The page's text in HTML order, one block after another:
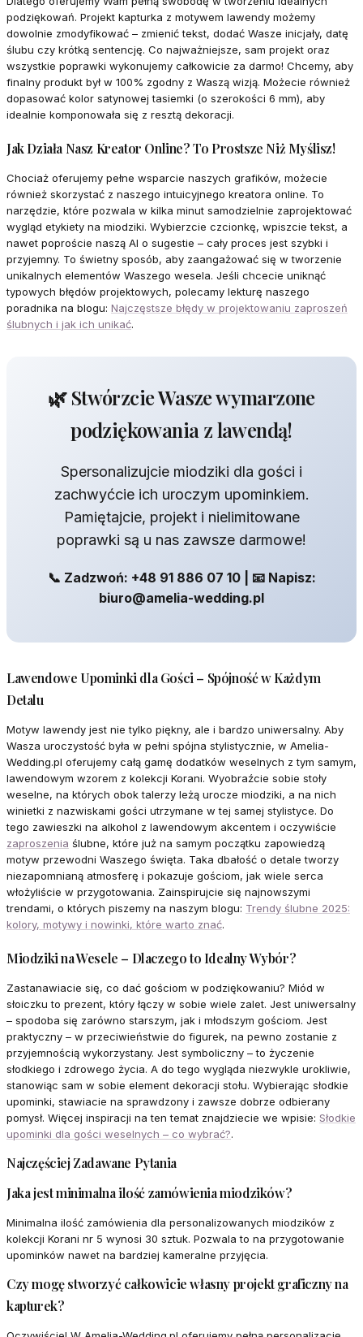
podziękowań. Projekt kapturka z motywem lawendy możemy
dowolnie zmodyfikować – zmienić tekst, dodać Wasze inicjały, datę
ślubu czy krótką sentencję. Co najważniejsze, sam projekt oraz
wszystkie poprawki wykonujemy całkowicie za darmo! Chcemy, aby
finalny produkt był w 100% zgodny z Waszą wizją. Możecie również
dopasować kolor satynowej tasiemki (o szerokości 6 mm), aby
idealnie komponowała się z resztą dekoracji.
Jak Działa Nasz Kreator Online? To Prostsze Niż Myślisz!
Chociaż oferujemy pełne wsparcie naszych grafików, możecie
również skorzystać z naszego intuicyjnego kreatora online. To
narzędzie, które pozwala w kilka minut samodzielnie zaprojektować
wygląd etykiety na miodziki. Wybierzcie czcionkę, wpiszcie tekst, a
nawet poproście naszą AI o sugestie – cały proces jest szybki i
przyjemny. To świetny sposób, aby zaangażować się w tworzenie
unikalnych elementów Waszego wesela. Jeśli chcecie uniknąć
typowych błędów projektowych, polecamy lekturę naszego
poradnika na blogu: Najczęstsze błędy w projektowaniu zaproszeń
ślubnych i jak ich unikać.
🌿 Stwórzcie Wasze wymarzone
podziękowania z lawendą!
Spersonalizujcie miodziki dla gości i
zachwyćcie ich uroczym upominkiem.
Pamiętajcie, projekt i nielimitowane
poprawki są u nas zawsze darmowe!
📞 Zadzwoń: +48 91 886 07 10 | 📧 Napisz:
biuro@amelia-wedding.pl
Lawendowe Upominki dla Gości – Spójność w Każdym
Detalu
Motyw lawendy jest nie tylko piękny, ale i bardzo uniwersalny. Aby
Wasza uroczystość była w pełni spójna stylistycznie, w Amelia-
Wedding.pl oferujemy całą gamę dodatków weselnych z tym samym,
lawendowym wzorem z kolekcji Korani. Wyobraźcie sobie stoły
weselne, na których obok talerzy leżą urocze miodziki, a na nich
winietki z nazwiskami gości utrzymane w tej samej stylistyce. Do
tego zawieszki na alkohol z lawendowym akcentem i oczywiście
zaproszenia ślubne, które już na samym początku zapowiedzą
motyw przewodni Waszego święta. Taka dbałość o detale tworzy
niezapomnianą atmosferę i pokazuje gościom, jak wiele serca
włożyliście w przygotowania. Zainspirujcie się najnowszymi
trendami, o których piszemy na naszym blogu: Trendy ślubne 2025:
kolory, motywy i nowinki, które warto znać.
Miodziki na Wesele – Dlaczego to Idealny Wybór?
Zastanawiacie się, co dać gościom w podziękowaniu? Miód w
słoiczku to prezent, który łączy w sobie wiele zalet. Jest uniwersalny
– spodoba się zarówno starszym, jak i młodszym gościom. Jest
praktyczny – w przeciwieństwie do figurek, na pewno zostanie z
przyjemnością wykorzystany. Jest symboliczny – to życzenie
słodkiego i zdrowego życia. A do tego wygląda niezwykle urokliwie,
stanowiąc sam w sobie element dekoracji stołu. Wybierając słodkie
upominki, stawiacie na sprawdzony i zawsze dobrze odbierany
pomysł. Więcej inspiracji na ten temat znajdziecie we wpisie: Słodkie
upominki dla gości weselnych – co wybrać?.
Najczęściej Zadawane Pytania
Jaka jest minimalna ilość zamówienia miodzików?
Minimalna ilość zamówienia dla personalizowanych miodzików z
kolekcji Korani nr 5 wynosi 30 sztuk. Pozwala to na przygotowanie
upominków nawet na bardziej kameralne przyjęcia.
Czy mogę stworzyć całkowicie własny projekt graficzny na
kapturek?